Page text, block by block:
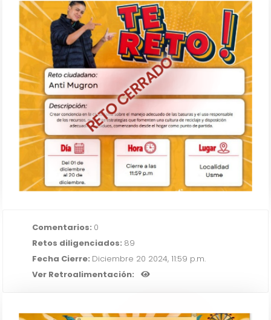
RETO CERRADO
ANTI MUGRON
IR AL RETO
Comentarios: 0
Retos diligenciados: 89
Fecha Cierre: Diciembre 20 2024, 11:59 p.m.
Ver Retroalimentación: